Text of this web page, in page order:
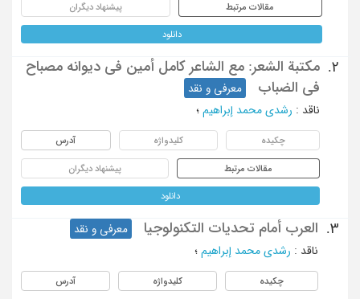
مقالات مرتبط پیشنهاد دیگران
دانلود
2.
مکتبة الشعر: مع الشاعر کامل أمین فی دیوانه مصباح
فی الضباب
معرفی و نقد
ناقد : رشدی محمد إبراهیم ؛
چکیده کلیدواژه آدرس
مقالات مرتبط پیشنهاد دیگران
دانلود
3. العرب أمام تحدیات التکنولوجیا
معرفی و نقد
ناقد : رشدی محمد إبراهیم ؛
چکیده کلیدواژه آدرس